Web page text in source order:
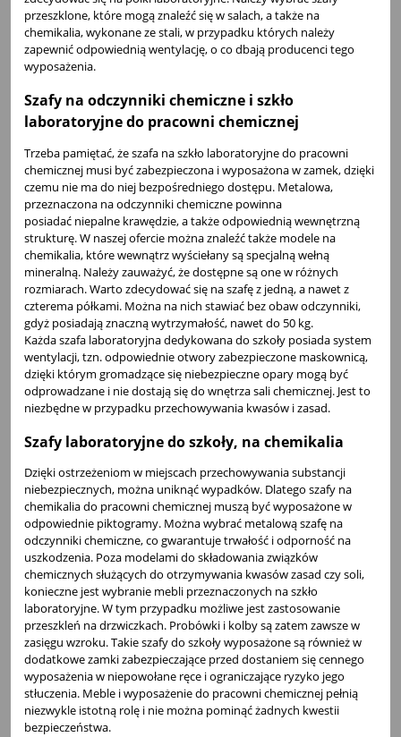
przeszklone, które mogą znaleźć się w salach, a także na
chemikalia, wykonane ze stali, w przypadku których należy
zapewnić odpowiednią wentylację, o co dbają producenci tego
wyposażenia.
Szafy na odczynniki chemiczne i szkło
laboratoryjne do pracowni chemicznej
Trzeba pamiętać, że szafa na szkło laboratoryjne do pracowni
chemicznej musi być zabezpieczona i wyposażona w zamek, dzięki
czemu nie ma do niej bezpośredniego dostępu. Metalowa,
przeznaczona na odczynniki chemiczne powinna
posiadać niepalne krawędzie, a także odpowiednią wewnętrzną
strukturę. W naszej ofercie można znaleźć także modele na
chemikalia, które wewnątrz wyściełany są specjalną wełną
mineralną. Należy zauważyć, że dostępne są one w różnych
rozmiarach. Warto zdecydować się na szafę z jedną, a nawet z
czterema półkami. Można na nich stawiać bez obaw odczynniki,
gdyż posiadają znaczną wytrzymałość, nawet do 50 kg.
Każda szafa laboratoryjna dedykowana do szkoły posiada system
wentylacji, tzn. odpowiednie otwory zabezpieczone maskownicą,
dzięki którym gromadzące się niebezpieczne opary mogą być
odprowadzane i nie dostają się do wnętrza sali chemicznej. Jest to
niezbędne w przypadku przechowywania kwasów i zasad.
Szafy laboratoryjne do szkoły, na chemikalia
Dzięki ostrzeżeniom w miejscach przechowywania substancji
niebezpiecznych, można uniknąć wypadków. Dlatego szafy na
chemikalia do pracowni chemicznej muszą być wyposażone w
odpowiednie piktogramy. Można wybrać metalową szafę na
odczynniki chemiczne, co gwarantuje trwałość i odporność na
uszkodzenia. Poza modelami do składowania związków
chemicznych służących do otrzymywania kwasów zasad czy soli,
konieczne jest wybranie mebli przeznaczonych na szkło
laboratoryjne. W tym przypadku możliwe jest zastosowanie
przeszkleń na drzwiczkach. Probówki i kolby są zatem zawsze w
zasięgu wzroku. Takie szafy do szkoły wyposażone są również w
dodatkowe zamki zabezpieczające przed dostaniem się cennego
wyposażenia w niepowołane ręce i ograniczające ryzyko jego
stłuczenia. Meble i wyposażenie do pracowni chemicznej pełnią
niezwykle istotną rolę i nie można pominąć żadnych kwestii
bezpieczeństwa.